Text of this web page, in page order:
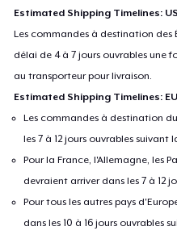
Estimated Shipping Timelines:
Les commandes à destination des
délai de 4 à 7 jours ouvrables une
au transporteur pour livraison.
Estimated Shipping Timelines:
Les commandes à destination
les 7 à 12 jours ouvrables suivant
Pour la France, l'Allemagne, les
devraient arriver dans les 7 à 12
Pour tous les autres pays
dans les 10 à 16 jours ouvrables